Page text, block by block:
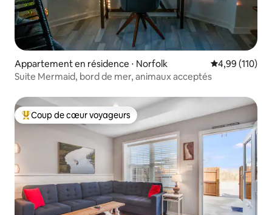
Appartement en résidence ⋅ Norfolk Évaluation
4,99 (110)
Suite Mermaid, bord de mer, animaux acceptés
Coups de cœur voyageurs les plus appréciés
Coup de cœur voyageurs